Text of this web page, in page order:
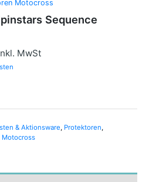
Motocross
Sequence
MwSt
& Aktionsware, Protektoren,
Motocross